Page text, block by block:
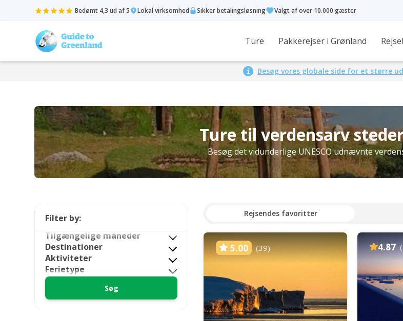
Bedømt 4,3 ud af 5 Lokal virksomhed Sikker betalingsløsning Valgt af over 10.000 gæster
Ture Pakkerejser i Grønland
Besøg vores globale side for et større
Ture til verdensarv
Besøg det vidunderlige UNESCO udnævnte
Rejsendes favoritter
5.00 (39) 4.87
Filter by:
Tilgængelige måneder
Destinationer
Aktiviteter
Ferietype